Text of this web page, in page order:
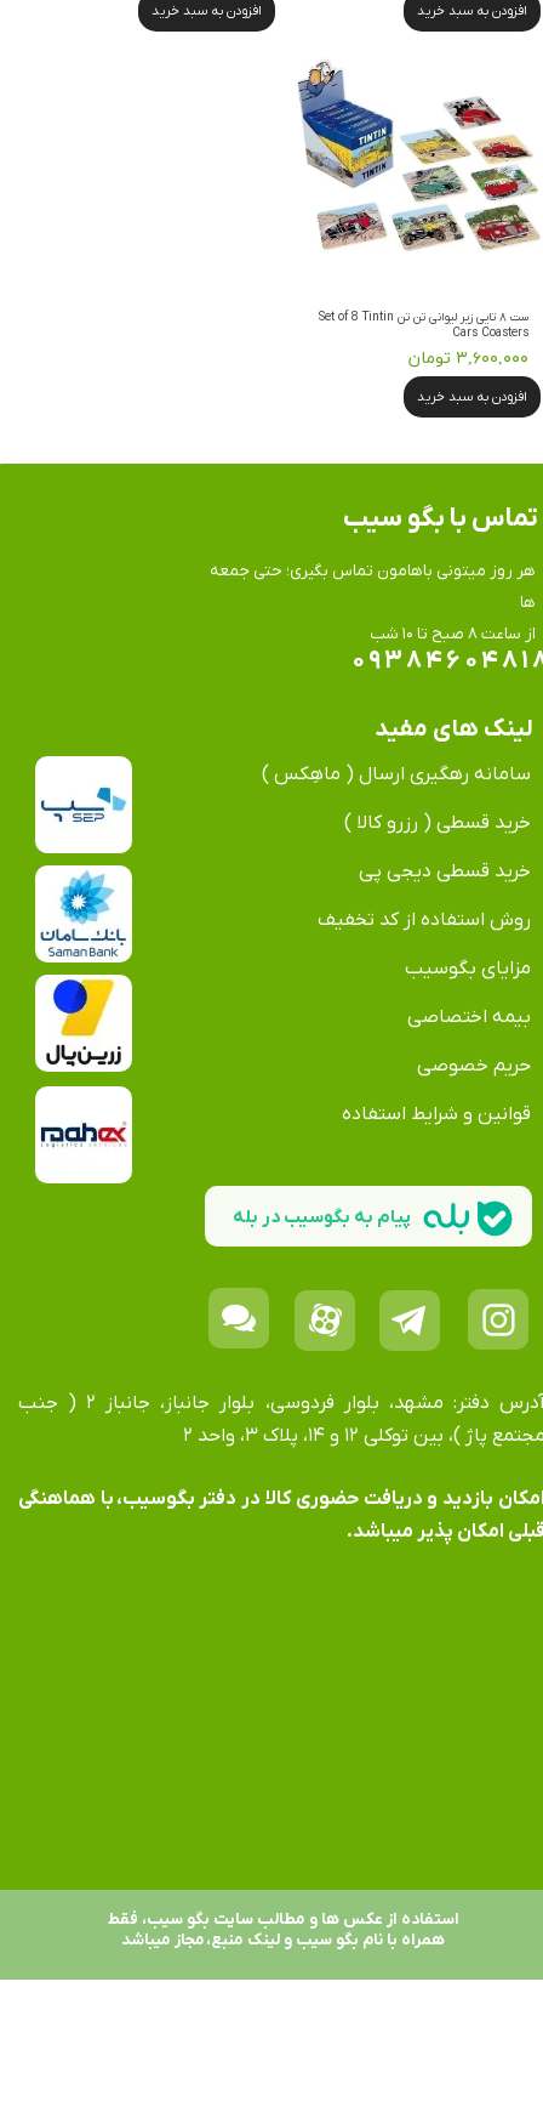
افزودن به سبد خرید افزودن به سبد خرید
ست ۸ تایی زیر لیوانی تن تن Set of 8 Tintin
Cars Coasters
۳,۶۰۰,۰۰۰ تومان
افزودن به سبد خرید
هر روز میتونی باهامون تماس بگیری؛ حتی جمعه
ها
​​​​​​​از ساعت ۸ صبح تا ۱۰ شب
تماس​​​​​​​ با بگو سیب
لینک های مفید
سامانه رهگیری ارسال ( ماهِکس )
خرید قسطی ( رزرو کالا )
خرید قسطی دیجی پی
روش استفاده از کد تخفیف
مزایای بگوسیب
بیمه اختصاصی
حریم خصوصی
قوانین و شرایط استفاده
آدرس دفتر: مشهد، بلوار فردوسی، بلوار جانباز، جانباز ۲ ( جنب
پاژ )، بین توکلی ۱۲ و ۱۴، پلاک ۳، واحد ۲
بازدید و دریافت حضوری کالا در دفتر بگوسیب، با هماهنگی
امکان پذیر میباشد.
پیام به بگوسیب در بله
استفاده از عکس ها و مطالب سایت بگو سیب، فقط
همراه با نام بگو سیب و لینک منبع، مجاز میباشد